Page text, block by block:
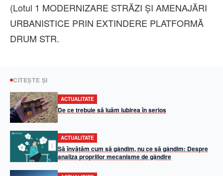
(Lotul 1 MODERNIZARE STRĂZI ȘI AMENAJĂRI
URBANISTICE PRIN EXTINDERE PLATFORMĂ
DRUM STR.
CITEȘTE ȘI
ACTUALITATE
De ce trebuie să luăm iubirea în serios
ACTUALITATE
Să învățăm cum să gândim, nu ce să gândim: Despre
analiza propriilor mecanisme de gândire